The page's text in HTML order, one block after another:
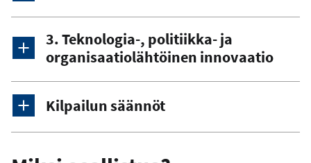
3. Teknologia-, politiikka- ja
organisaatiolähtöinen innovaatio
Kilpailun säännöt